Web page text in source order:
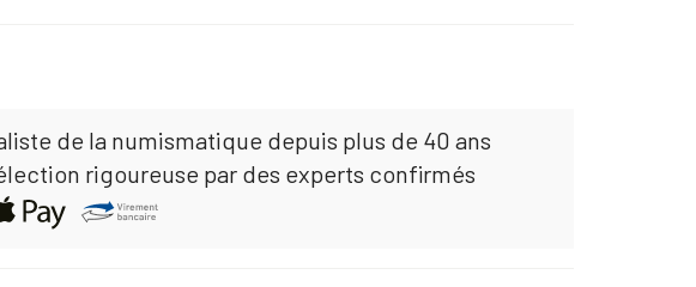
de la numismatique depuis plus de 40 ans
rigoureuse par des experts confirmés